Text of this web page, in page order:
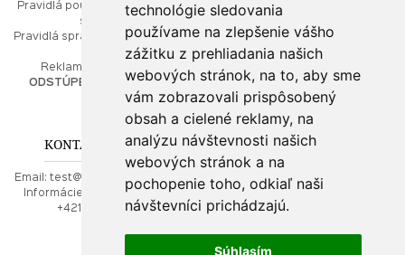
technológie sledovania
používame na zlepšenie vášho
zážitku z prehliadania našich
webových stránok, na to, aby sme
vám zobrazovali prispôsobený
obsah a cielené reklamy, na
analýzu návštevnosti našich
webových stránok a na
pochopenie toho, odkiaľ naši
návštevníci prichádzajú.
Súhlasím
Pravidlá používania webových
stránok
Pravidlá spracúvania osobných
Reklamačný poriadok
ODSTÚPENIE OD ZMLUVY
Kontaktujte nás
PORADŇA
Ako nakupovať
O drahých kovoch
Doprava a poštovné
KONTAKT NA NÁS
Email: test@najkrajsiesperky.sk
Informácie:
+421917 881556,
+421556224323